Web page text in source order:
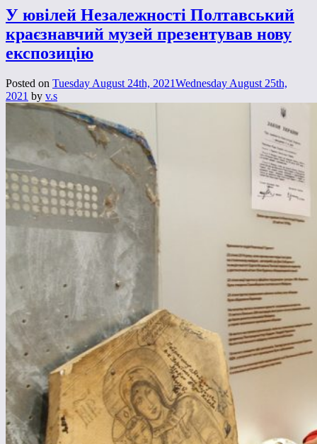
У ювілей Незалежності Полтавський
краєзнавчий музей презентував нову
експозицію
Posted on Tuesday August 24th, 2021Wednesday August 25th,
2021 by v.s